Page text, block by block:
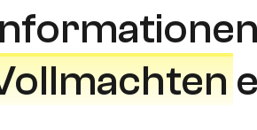
OCR-Benchmark
Vergleichen Sie die